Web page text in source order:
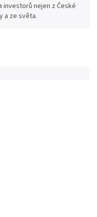
investorů nejen z České
a ze světa.